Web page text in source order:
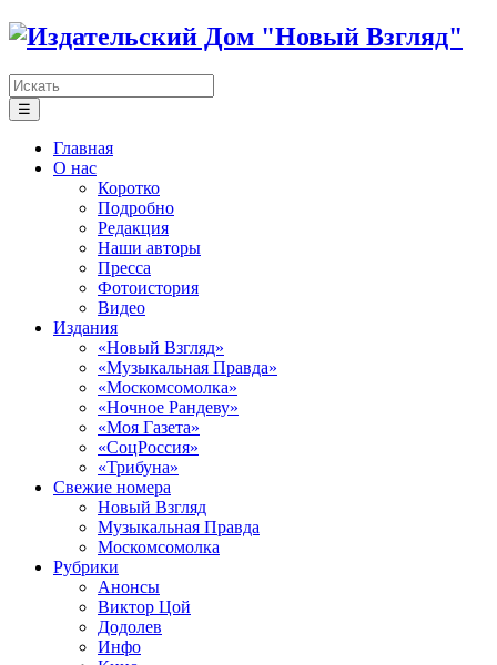
☰
Главная
О нас
Коротко
Подробно
Редакция
Наши авторы
Пресса
Фотоистория
Видео
Издания
«Новый Взгляд»
«Музыкальная Правда»
«Москомсомолка»
«Ночное Рандеву»
«Моя Газета»
«СоцРоссия»
«Трибуна»
Свежие номера
Новый Взгляд
Музыкальная Правда
Москомсомолка
Рубрики
Анонсы
Виктор Цой
Додолев
Инфо